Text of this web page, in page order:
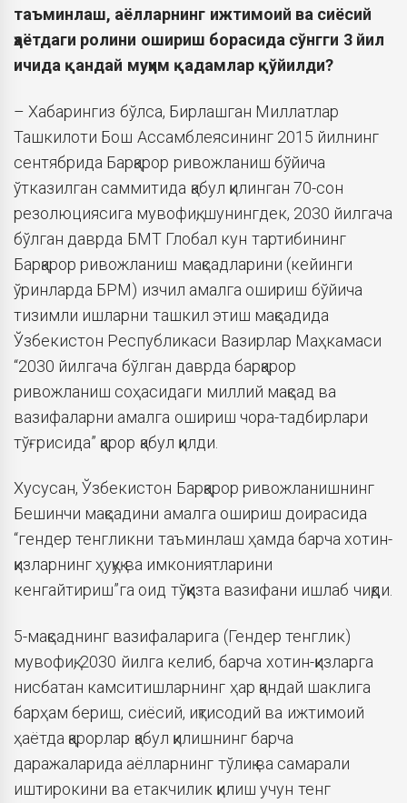
таъминлаш, аёлларнинг ижтимоий ва сиёсий
ҳаётдаги ролини ошириш борасида сўнгги 3 йил
ичида қандай муҳим қадамлар қўйилди?
– Хабарингиз бўлса, Бирлашган Миллатлар
Ташкилоти Бош Ассамблеясининг 2015 йилнинг
сентябрида Барқарор ривожланиш бўйича
ўтказилган саммитида қабул қилинган 70-сон
резолюциясига мувофиқ, шунингдек, 2030 йилгача
бўлган даврда БМТ Глобал кун тартибининг
Барқарор ривожланиш мақсадларини (кейинги
ўринларда БРМ) изчил амалга ошириш бўйича
тизимли ишларни ташкил этиш мақсадида
Ўзбекистон Республикаси Вазирлар Маҳкамаси
“2030 йилгача бўлган даврда барқарор
ривожланиш соҳасидаги миллий мақсад ва
вазифаларни амалга ошириш чора-тадбирлари
тўғрисида” қарор қабул қилди.
Хусусан, Ўзбекистон Барқарор ривожланишнинг
Бешинчи мақсадини амалга ошириш доирасида
“гендер тенгликни таъминлаш ҳамда барча хотин-
қизларнинг ҳуқуқ ва имкониятларини
кенгайтириш”га оид тўққизта вазифани ишлаб чиқди.
5-мақсаднинг вазифаларига (Гендер тенглик)
мувофиқ, 2030 йилга келиб, барча хотин-қизларга
нисбатан камситишларнинг ҳар қандай шаклига
барҳам бериш, сиёсий, иқтисодий ва ижтимоий
ҳаётда қарорлар қабул қилишнинг барча
даражаларида аёлларнинг тўлиқ ва самарали
иштирокини ва етакчилик қилиш учун тенг